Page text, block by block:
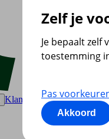
Klantenservice
Zelf je
Je bepaalt zelf
toestemming
Pas
Akkoord